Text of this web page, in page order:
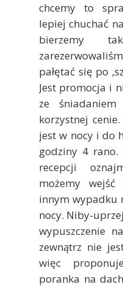
chcemy to
lepiej chuchać
bierzemy
pałętać się po
Jest promocja i
ze
korzystnej
jest w nocy i do
godziny 4
recepcji
możemy
innym wypadku
nocy. Niby-
wypuszczenie
zewnątrz nie
więc
poranka na